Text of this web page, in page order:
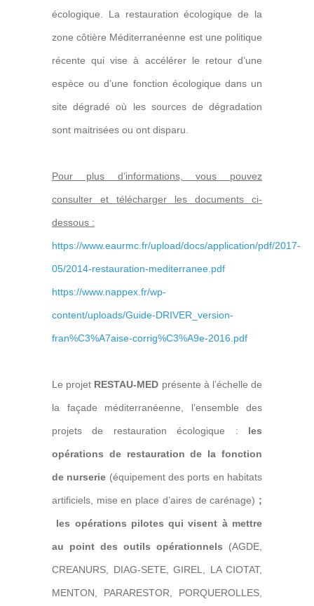
écologique. La restauration écologique de la
zone côtière Méditerranéenne est une politique
récente qui vise à accélérer le retour d’une
espèce ou d’une fonction écologique dans un
site dégradé où les sources de dégradation
sont maitrisées ou ont disparu.
Pour plus d’informations, vous pouvez
consulter et télécharger les documents ci-
dessous :
https://www.eaurmc.fr/upload/docs/application/pdf/2017-
05/2014-restauration-mediterranee.pdf
https://www.nappex.fr/wp-
content/uploads/Guide-DRIVER_version-
fran%C3%A7aise-corrig%C3%A9e-2016.pdf
Le projet RESTAU-MED présente à l’échelle de
la façade méditerranéenne, l’ensemble des
projets de restauration écologique : les
opérations de restauration de la fonction
de nurserie (équipement des ports en habitats
artificiels, mise en place d’aires de carénage) ;
les opérations pilotes qui visent à mettre
au point des outils opérationnels (AGDE,
CREANURS, DIAG-SETE, GIREL, LA CIOTAT,
MENTON, PARARESTOR, PORQUEROLLES,